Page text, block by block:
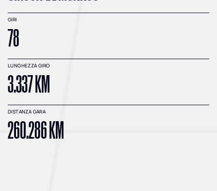
GIRI
78
LUNGHEZZA GIRO
3.337 KM
DISTANZA GARA
260.286 KM